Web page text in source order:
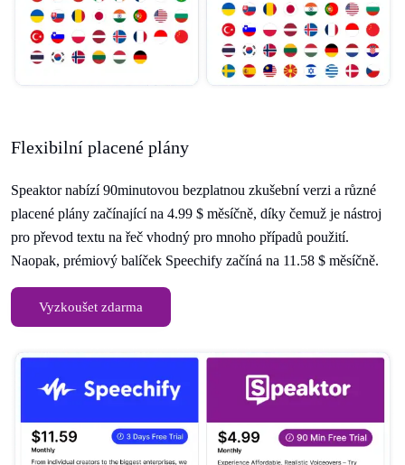
Flexibilní placené plány
Speaktor nabízí 90minutovou bezplatnou zkušební verzi a různé
placené plány začínající na 4.99 $ měsíčně, díky čemuž je nástroj
pro převod textu na řeč vhodný pro mnoho případů použití.
Naopak, prémiový balíček Speechify začíná na 11.58 $ měsíčně.
Vyzkoušet zdarma